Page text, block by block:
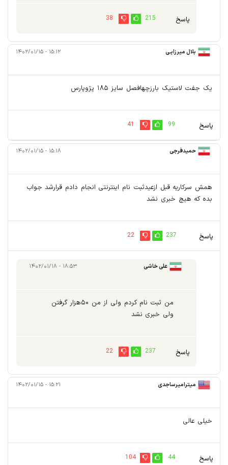
پاسخ 215
38
بلال میرزایی ۱۵:۱۲ - ۱۴۰۲/۰۱/۱۵
یک جفت لاستیک بارزچهافصل سایز ۱۸۵ پژوپارس
پاسخ 99
41
حمیدفرجی ۱۵:۱۸ - ۱۴۰۲/۰۱/۱۵
همش سرکاریه قبل ازعیدثبت نام اینترنتی انجام دادم قرارشد جواب
بده که هیچ خبری نشد
پاسخ 237
22
علی خاشی ۱۸:۵۳ - ۱۴۰۲/۰۱/۱۸
من ثبت نام کردم ولی از من ۵۰هزار گرفتن
ولی خبری نشد
پاسخ 237
22
میترامیرساجدی ۱۵:۲۱ - ۱۴۰۲/۰۱/۱۵
خیلی عالی
پاسخ 44
104